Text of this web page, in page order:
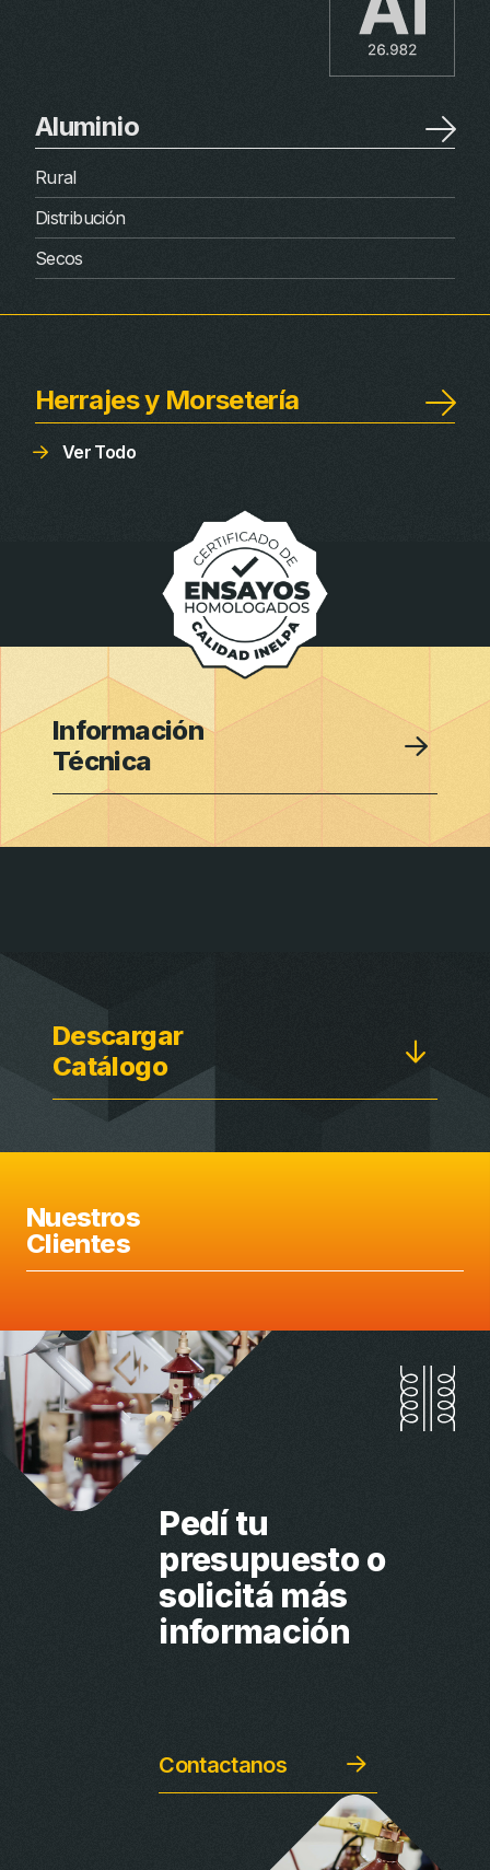
Aluminio
Rural
Distribución
Secos
Herrajes y Morsetería
Ver Todo
Información
Técnica
Descargar
Catálogo
Nuestros
Clientes
Pedí tu
presupuestoo
solicitá más
información
Contactanos